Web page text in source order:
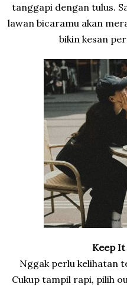
tanggapi dengan tulus.
lawan bicaramu akan
bikin kesan
Keep
Nggak perlu kelihatan
Cukup tampil rapi, pilih